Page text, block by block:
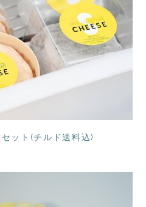
ット(チルド送料込)